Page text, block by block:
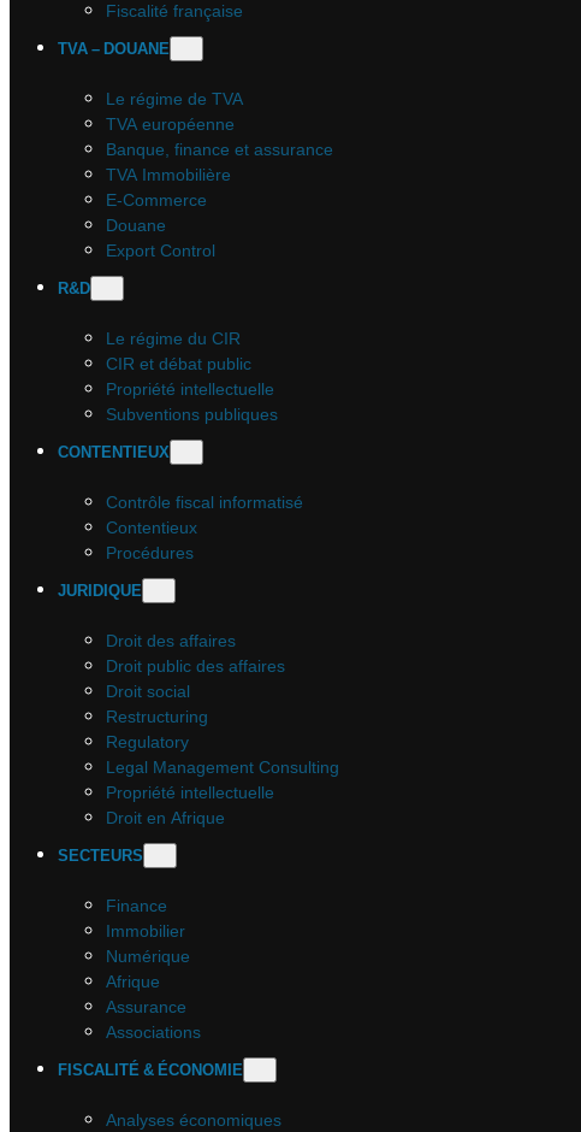
Fiscalité française
TVA – DOUANE
Le régime de TVA
TVA européenne
Banque, finance et assurance
TVA Immobilière
E-Commerce
Douane
Export Control
R&D
Le régime du CIR
CIR et débat public
Propriété intellectuelle
Subventions publiques
CONTENTIEUX
Contrôle fiscal informatisé
Contentieux
Procédures
JURIDIQUE
Droit des affaires
Droit public des affaires
Droit social
Restructuring
Regulatory
Legal Management Consulting
Propriété intellectuelle
Droit en Afrique
SECTEURS
Finance
Immobilier
Numérique
Afrique
Assurance
Associations
FISCALITÉ & ÉCONOMIE
Analyses économiques